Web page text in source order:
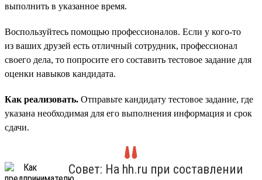
выполнить в указанное время.
Воспользуйтесь помощью профессионалов. Если у кого-то
из ваших друзей есть отличный сотрудник, профессионал
своего дела, то попросите его составить тестовое задание для
оценки навыков кандидата.
Как реализовать. Отправьте кандидату тестовое задание, где
указана необходимая для его выполнения информация и срок
сдачи.
Совет: На hh.ru при составлении